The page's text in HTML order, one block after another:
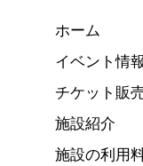
ホーム
イベント情報
チケット販
施設紹介
施設の利用